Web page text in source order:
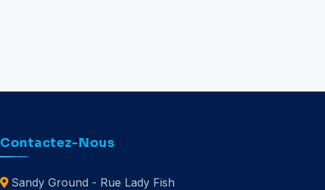
Contactez-Nous
Sandy Ground - Rue Lady Fish